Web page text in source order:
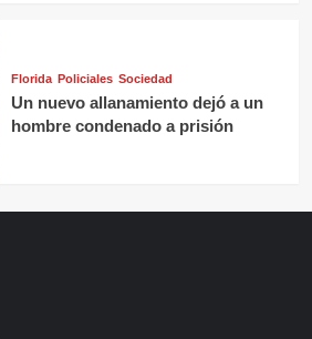
Florida Policiales Sociedad
Un nuevo allanamiento dejó a un
hombre condenado a prisión